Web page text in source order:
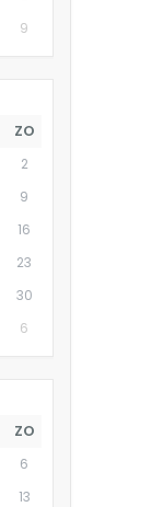
9
ZO
2
9
16
23
30
6
ZO
6
13